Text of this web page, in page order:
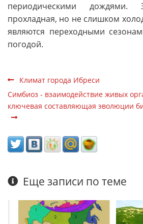
периодическими дождями.
прохладная, но не слишком
являются переходными
погодой.
Климат города Ибреси
Симбиоз - взаимодействие живых
ключевая составляющая эволюции
Еще записи по теме